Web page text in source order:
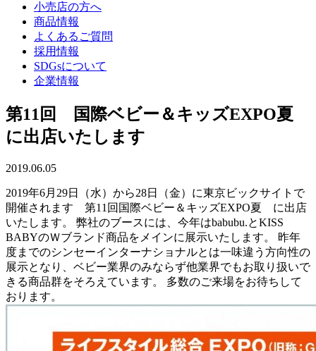
小売店の方へ
商品情報
よくあるご質問
採用情報
SDGsについて
企業情報
第11回 国際ベビー＆キッズEXPO夏
に出店いたします
2019.06.05
2019年6月29日（水）から28日（金）に東京ビックサイトで
開催されます 第11回国際ベビー＆キッズEXPO夏 に出店
いたします。 弊社のブースには、今年はbabubu.とKISS
BABYのＷブランド商品をメインに展示いたします。 昨年
度までのシンセーインターナショナルとは一味違う方向性の
展示となり、ベビー業界のみならず他業界でもお取り扱いで
きる商品群をそろえています。 多数のご来場をお待ちして
おります。